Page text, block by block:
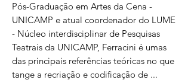
Pós-Graduação em Artes da Cena -
UNICAMP e atual coordenador do LUME
- Núcleo interdisciplinar de Pesquisas
Teatrais da UNICAMP, Ferracini é umas
das principais referências teóricas no que
tange a recriação e codificação de ...